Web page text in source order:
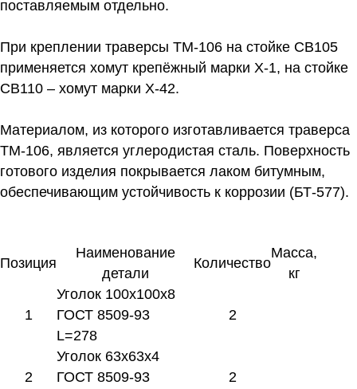
поставляемым отдельно.
При креплении траверсы ТМ-106 на стойке СВ105
применяется хомут крепёжный марки Х-1, на стойке
СВ110 – хомут марки Х-42.
Материалом, из которого изготавливается траверса
ТМ-106, является углеродистая сталь. Поверхность
готового изделия покрывается лаком битумным,
обеспечивающим устойчивость к коррозии (БТ-577).
Позиция
Наименование
детали
Количество
Масса,
кг
1
Уголок 100х100х8
ГОСТ 8509-93
L=278
2
2
Уголок 63х63х4
ГОСТ 8509-93
2